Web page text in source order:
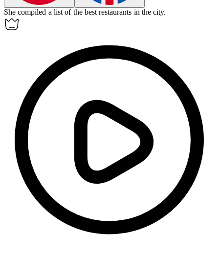
Shecompiled a list of the best restaurants in the city.